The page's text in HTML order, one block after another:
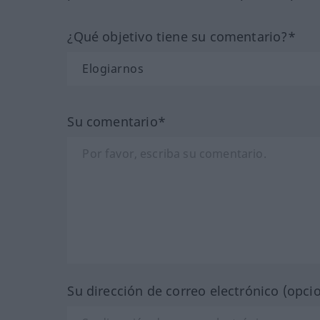
¿Qué objetivo tiene su comentario?*
Su comentario*
Su dirección de correo electrónico